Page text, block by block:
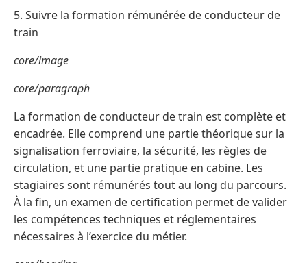
5. Suivre la formation rémunérée de conducteur de
train
core/image
core/paragraph
La formation de conducteur de train est complète et
encadrée. Elle comprend une partie théorique sur la
signalisation ferroviaire, la sécurité, les règles de
circulation, et une partie pratique en cabine. Les
stagiaires sont rémunérés tout au long du parcours.
À la fin, un examen de certification permet de valider
les compétences techniques et réglementaires
nécessaires à l’exercice du métier.